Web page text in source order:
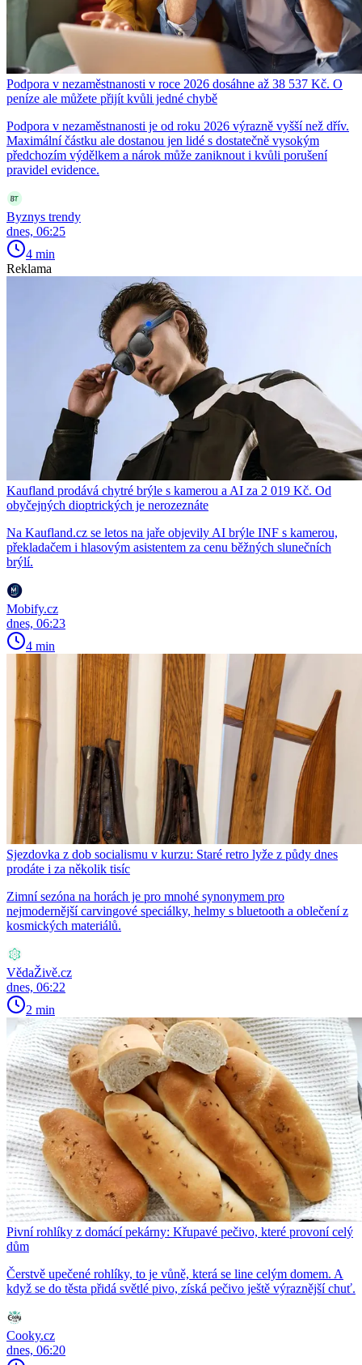
Podpora v nezaměstnanosti v roce 2026 dosáhne až 38 537 Kč. O
peníze ale můžete přijít kvůli jedné chybě
Podpora v nezaměstnanosti je od roku 2026 výrazně vyšší než dřív.
Maximální částku ale dostanou jen lidé s dostatečně vysokým
předchozím výdělkem a nárok může zaniknout i kvůli porušení
pravidel evidence.
Byznys trendy
dnes, 06:25
4 min
Reklama
Kaufland prodává chytré brýle s kamerou a AI za 2 019 Kč. Od
obyčejných dioptrických je nerozeznáte
Na Kaufland.cz se letos na jaře objevily AI brýle INF s kamerou,
překladačem i hlasovým asistentem za cenu běžných slunečních
brýlí.
Mobify.cz
dnes, 06:23
4 min
Sjezdovka z dob socialismu v kurzu: Staré retro lyže z půdy dnes
prodáte i za několik tisíc
Zimní sezóna na horách je pro mnohé synonymem pro
nejmodernější carvingové speciálky, helmy s bluetooth a oblečení z
kosmických materiálů.
VědaŽivě.cz
dnes, 06:22
2 min
Pivní rohlíky z domácí pekárny: Křupavé pečivo, které provoní celý
dům
Čerstvě upečené rohlíky, to je vůně, která se line celým domem. A
když se do těsta přidá světlé pivo, získá pečivo ještě výraznější chuť.
Cooky.cz
dnes, 06:20